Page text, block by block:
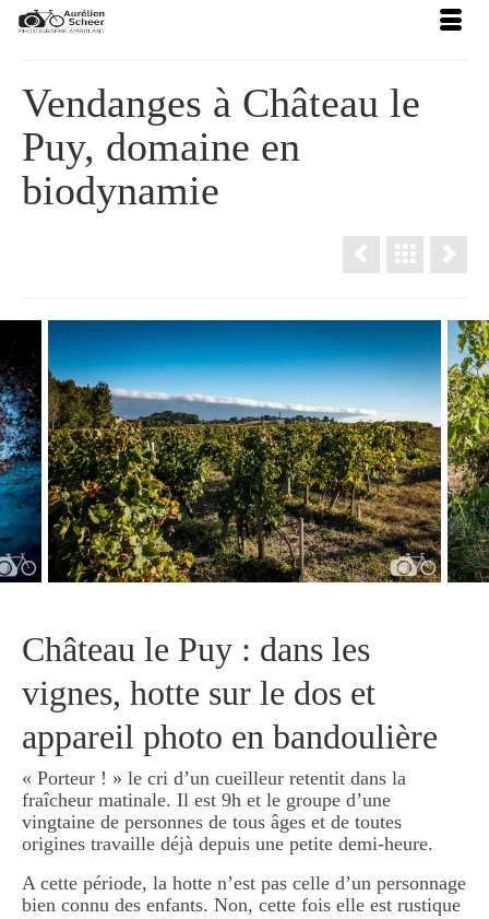
Vendanges à Château le
Puy, domaine en
biodynamie
Château le Puy : dans les
vignes, hotte sur le dos et
appareil photo en bandoulière
« Porteur ! » le cri d’un cueilleur retentit dans la
fraîcheur matinale. Il est 9h et le groupe d’une
vingtaine de personnes de tous âges et de toutes
origines travaille déjà depuis une petite demi-heure.
A cette période, la hotte n’est pas celle d’un personnage
bien connu des enfants. Non, cette fois elle est rustique